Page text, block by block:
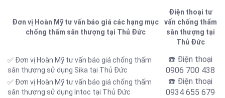
Đơn vị Hoàn Mỹ tư vấn báo giá các hạng mục
chống thấm sân thượng tại Thủ Đức
Điện thoại tư
vấn chống thấm
sân thượng tại
Thủ Đức
✅ Đơn vị Hoàn Mỹ tư vấn báo giá chống thấm
sân thượng sử dụng Sika tại Thủ Đức
☎️ Điện thoại
0906 700 438
✅ Đơn vị Hoàn Mỹ tư vấn báo giá chống thấm
sân thượng sử dụng Intoc tại Thủ Đức
☎️ Điện thoại
0934 655 679